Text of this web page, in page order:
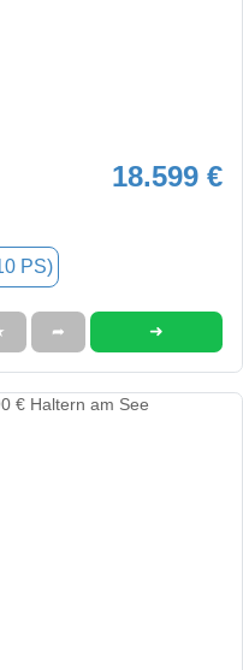
18.599 €
PS)
➦ ➜